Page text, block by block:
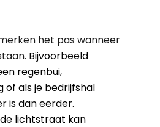
het pas wanneer
Bijvoorbeeld
regenbui,
of als je bedrijfshal
is dan eerder.
lichtstraat kan